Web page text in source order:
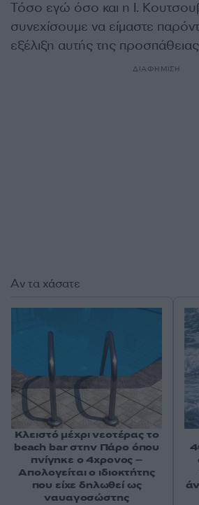
Τόσο εγώ όσο και η Ι.
συνεχίσουμε να είμαστε
εξέλιξη αυτής της
ΔΙΑΦΗΜΙΣΗ
Αν τα χάσατε
Κλειστό μέχρι νεοτέρας το
beach bar στην Πάρο όπου
πνίγηκε ο 4χρονος –
Απολογείται ο ιδιοκτήτης
που είχε δηλωθεί ως
ναυαγοσώστης